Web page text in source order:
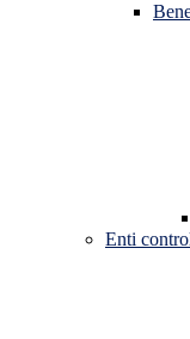
Enti